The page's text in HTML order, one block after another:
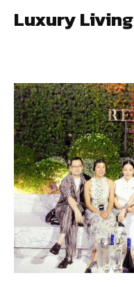
Luxury Living